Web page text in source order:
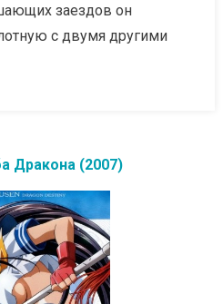
заездов он
с двумя другими
Дракона (2007)